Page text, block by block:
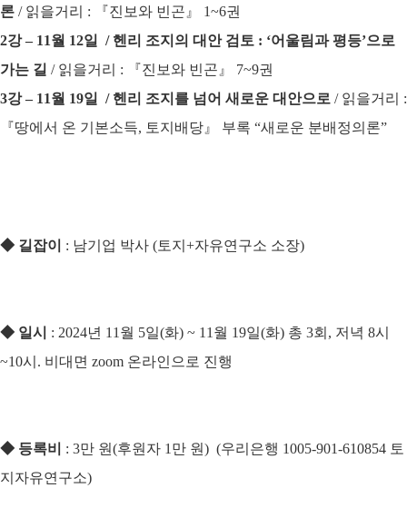
론 / 읽을거리 : 『진보와 빈곤』 1~6권
2강 – 11월 12일 / 헨리 조지의 대안 검토 : ‘어울림과 평등’으로
가는 길 / 읽을거리 : 『진보와 빈곤』 7~9권
3강 – 11월 19일 / 헨리 조지를 넘어 새로운 대안으로 / 읽을거리 :
『땅에서 온 기본소득, 토지배당』 부록 “새로운 분배정의론”
◆ 길잡이 : 남기업 박사 (토지+자유연구소 소장)
◆ 일시
: 2024년 11월 5일(화) ~ 11월 19일(화) 총 3회, 저녁 8시
~10시. 비대면 zoom 온라인으로 진행
◆ 등록비
: 3만 원(후원자 1만 원) (우리은행 1005-901-610854 토
지자유연구소)